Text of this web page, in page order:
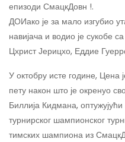
епизоди СмацкДовн !.
ДОИако је за мало изгубио
навијача и водио је сукобе
Цхрист Јерицхо, Еддие
У октобру исте године, Цена
пету након што је окренуо
Биллија Кидмана,
турнирског шампионског
тимских шампиона из